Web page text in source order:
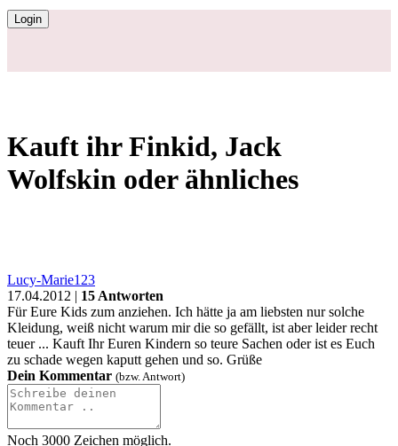
Login
Kauft ihr Finkid, Jack
Wolfskin oder ähnliches
Lucy-Marie123
17.04.2012 | 15 Antworten
Für Eure Kids zum anziehen. Ich hätte ja am liebsten nur solche
Kleidung, weiß nicht warum mir die so gefällt, ist aber leider recht
teuer ... Kauft Ihr Euren Kindern so teure Sachen oder ist es Euch
zu schade wegen kaputt gehen und so. Grüße
Dein Kommentar (bzw. Antwort)
Noch 3000 Zeichen möglich.